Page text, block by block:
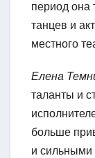
период она
танцев и
местного
Елена
таланты и
больше
и сильными